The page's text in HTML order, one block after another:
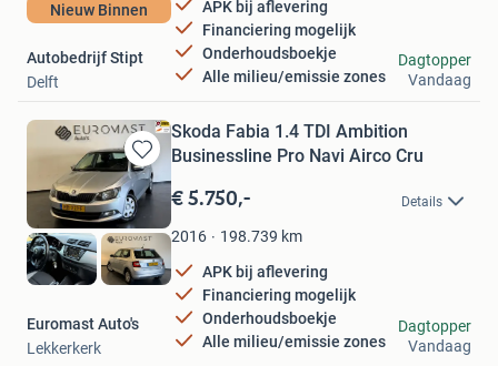
Nieuw Binnen
APK bij aflevering
Financiering mogelijk
Onderhoudsboekje
Alle milieu/emissie zones
Autobedrijf Stipt
Delft
Dagtopper
Vandaag
Bewaren
in
Mijn
Favorieten
Skoda Fabia 1.4 TDI Ambition
Businessline Pro Navi Airco Cru
€ 5.750,- Details
2016 198.739 km
APK bij aflevering
Financiering mogelijk
Onderhoudsboekje
Alle milieu/emissie zones
Euromast Auto's
Lekkerkerk
Dagtopper
Vandaag